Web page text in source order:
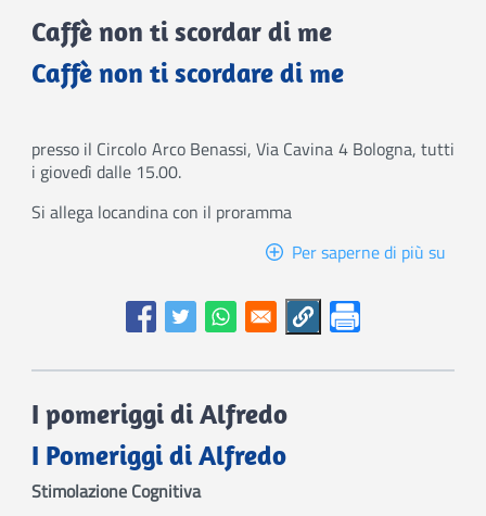
Caffè non ti scordar di me
Caffè non ti scordare di me
presso il Circolo Arco Benassi, Via Cavina 4 Bologna, tutti
i giovedì dalle 15.00.
Si allega locandina con il proramma
Per saperne di più su
me
I pomeriggi di Alfredo
I Pomeriggi di Alfredo
Stimolazione Cognitiva